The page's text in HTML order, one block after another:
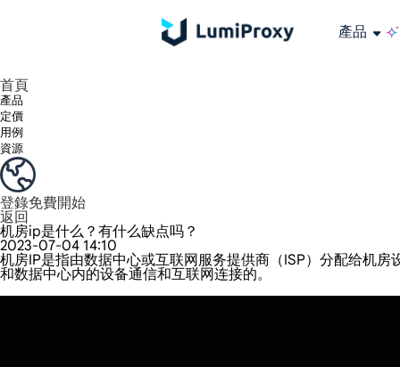
產品
首頁
產品
定價
用例
資源
登錄免費開始
返回
机房ip是什么？有什么缺点吗？
2023-07-04 14:10
机房IP是指由数据中心或互联网服务提供商（ISP）分配给机
和数据中心内的设备通信和互联网连接的。